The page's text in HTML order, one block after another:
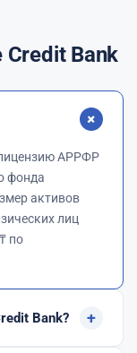
Bank
+
АРРФР
фонда
активов
лиц
по
Bank? +